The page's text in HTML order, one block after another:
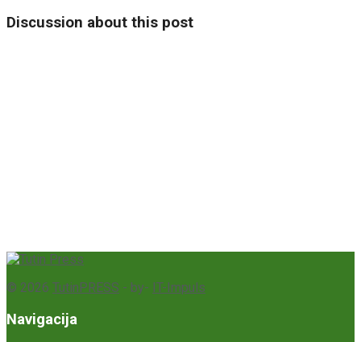
Discussion about this post
© 2026 TutinPRESS - by- IT-Impuls
Navigacija